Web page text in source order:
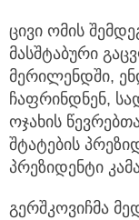
ცივი ომის
მასშტაბური
მერილენდში,
ჩაფრინდნენ,
ოჯახის
შტატების
პრეზიდენტი
გერშკოვიჩმა